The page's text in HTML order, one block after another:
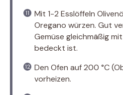
Mit 1-2 Esslöffeln
Oregano würzen. Gut
Gemüse gleichmäßig
bedeckt ist.
Den Ofen auf 200 °C
vorheizen.